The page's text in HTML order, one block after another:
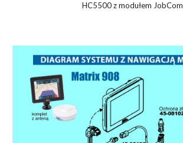
HC5500 z modułem JobCom